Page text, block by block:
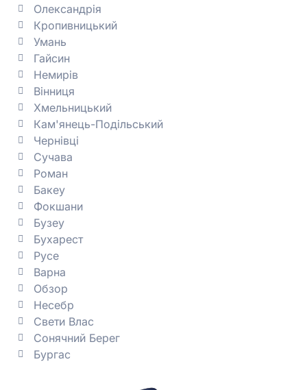
Олександрія
Кропивницький
Умань
Гайсин
Немирів
Вінниця
Хмельницький
Кам'янець-Подільський
Чернівці
Сучава
Роман
Бакеу
Фокшани
Бузеу
Бухарест
Русе
Варна
Обзор
Несебр
Свети Влас
Сонячний Берег
Бургас